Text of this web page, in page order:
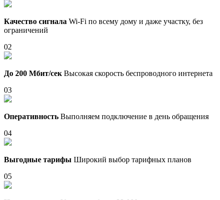
Качество сигнала Wi-Fi по всему дому и даже участку, без
ограничений
02
До 200 Мбит/сек Высокая скорость беспроводного интернета
03
Оперативность Выполняем подключение в день обращения
04
Выгодные тарифы Широкий выбор тарифных планов
05